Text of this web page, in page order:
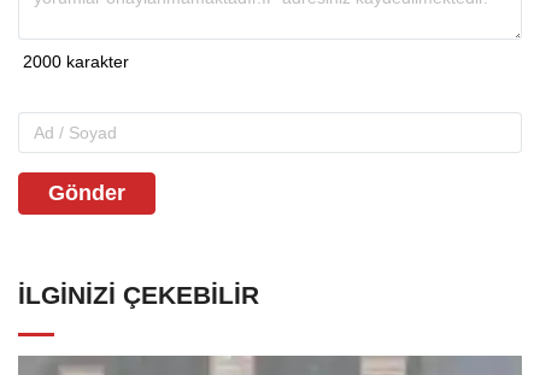
Gönder
İLGINIZI ÇEKEBILIR